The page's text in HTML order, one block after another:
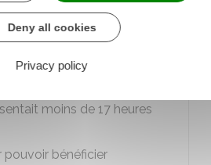
vous avez travaillé moins
de 6 jours travaillés
moins de 17 heures
pouvoir bénéficier
Deny all cookies
Privacy policy